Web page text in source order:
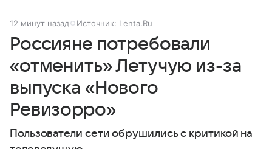
12 минут назад Источник: Lenta.Ru
Россияне потребовали
«отменить» Летучую из-за
выпуска «Нового
Ревизорро»
Пользователи сети обрушились с критикой на